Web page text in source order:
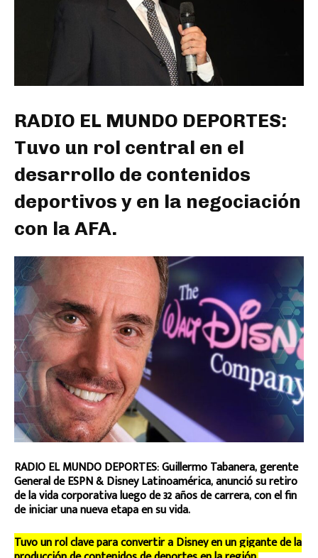
RADIO EL MUNDO DEPORTES:
Tuvo un rol central en el
desarrollo de contenidos
deportivos y en la negociación
con la AFA.
RADIO EL MUNDO DEPORTES: Guillermo Tabanera, gerente
General de ESPN & Disney Latinoamérica, anunció su retiro
de la vida corporativa luego de 32 años de carrera, con el fin
de iniciar una nueva etapa en su vida.
Tuvo un rol clave para convertir a Disney en un gigante de la